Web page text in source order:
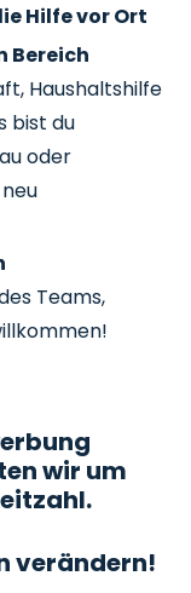
Hilfe vor Ort
Bereich
Haushaltshilfe
bist du
oder
Teams,
wir um
verändern!